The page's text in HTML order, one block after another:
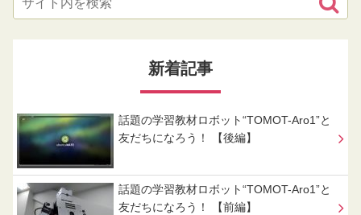
新着記事
話題の学習教材ロボット“TOMOT-Aro1”と
友だちになろう！ 【後編】
話題の学習教材ロボット“TOMOT-Aro1”と
友だちになろう！ 【前編】